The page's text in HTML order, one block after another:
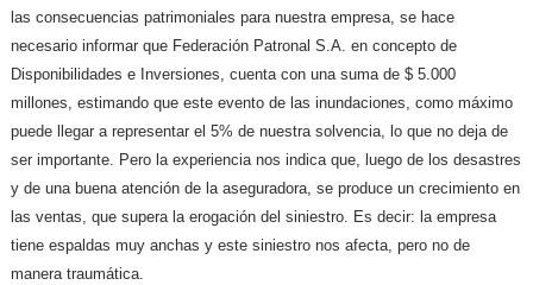
las consecuencias patrimoniales para nuestra empresa, se hace
necesario informar que Federación Patronal S.A. en concepto de
Disponibilidades e Inversiones, cuenta con una suma de $ 5.000
millones, estimando que este evento de las inundaciones, como máximo
puede llegar a representar el 5% de nuestra solvencia, lo que no deja de
ser importante. Pero la experiencia nos indica que, luego de los desastres
y de una buena atención de la aseguradora, se produce un crecimiento en
las ventas, que supera la erogación del siniestro. Es decir: la empresa
tiene espaldas muy anchas y este siniestro nos afecta, pero no de
manera traumática.